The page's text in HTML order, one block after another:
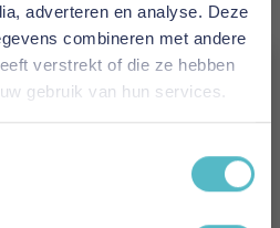
adverteren en analyse. Deze
combineren met andere
verstrekt of die ze hebben
gebruik van hun services.